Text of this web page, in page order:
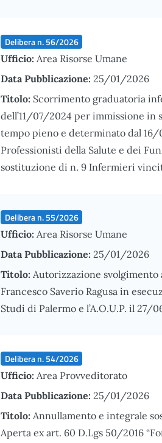
Delibera n. 56/2026
Ufficio: Area Risorse Umane
Data Pubblicazione: 25/01/2026
Titolo: Scorrimento graduatoria
dell’11/07/2024 per immissione
tempo pieno e determinato dal 16/
Professionisti della Salute e dei
sostituzione di n. 9 Infermieri
Delibera n. 55/2026
Ufficio: Area Risorse Umane
Data Pubblicazione: 25/01/2026
Titolo: Autorizzazione
Francesco Saverio Ragusa in
Studi di Palermo e l’A.O.U.P. il 27/
Delibera n. 54/2026
Ufficio: Area Provveditorato
Data Pubblicazione: 25/01/2026
Titolo: Annullamento e integrale
Aperta ex art. 60 D.Lgs 50/2016